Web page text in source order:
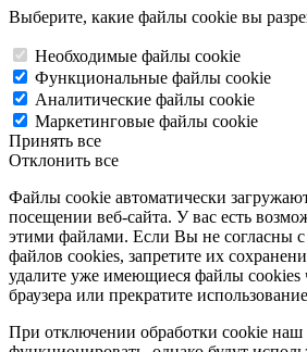
Выберите, какие файлы cookie вы
Необходимые файлы cookie
Функциональные файлы cookie
Аналитические файлы cookie
Маркетинговые файлы cookie
Принять все
Отклонить все
Файлы cookie автоматически
посещении веб-сайта. У вас есть
этими файлами. Если Вы не согласны с
файлов cookies, запретите их
удалите уже имеющиеся файлы cookies
браузера или прекратите
При отключении обработки cookie наш